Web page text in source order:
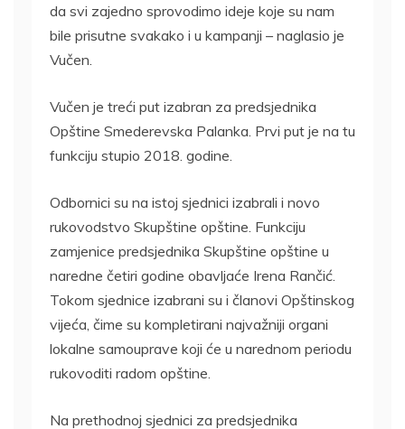
da svi zajedno sprovodimo ideje koje su nam
bile prisutne svakako i u kampanji – naglasio je
Vučen.
Vučen je treći put izabran za predsjednika
Opštine Smederevska Palanka. Prvi put je na tu
funkciju stupio 2018. godine.
Odbornici su na istoj sjednici izabrali i novo
rukovodstvo Skupštine opštine. Funkciju
zamjenice predsjednika Skupštine opštine u
naredne četiri godine obavljaće Irena Rančić.
Tokom sjednice izabrani su i članovi Opštinskog
vijeća, čime su kompletirani najvažniji organi
lokalne samouprave koji će u narednom periodu
rukovoditi radom opštine.
Na prethodnoj sjednici za predsjednika